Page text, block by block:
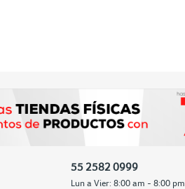
55 2582 0999
Lun a Vier: 8:00 am - 8:00 pm